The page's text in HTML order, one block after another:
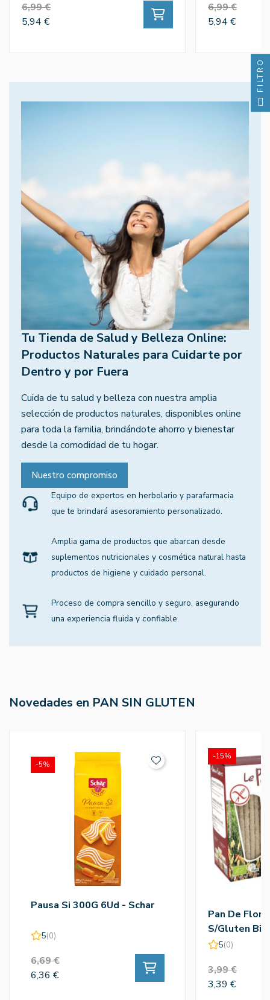
6,99 €
5,94 €
6,99 €
5,94 €
Tu Tienda de Salud y Belleza Online:
Productos Naturales para Cuidarte por
Dentro y por Fuera
Cuida de tu salud y belleza con nuestra amplia
selección de productos naturales, disponibles online
para toda la familia, brindándote ahorro y bienestar
desde la comodidad de tu hogar.
Nuestro compromiso
Equipo de expertos en herbolario y parafarmacia
que te brindará asesoramiento personalizado.
Amplia gama de productos que abarcan desde
suplementos nutricionales y cosmética natural hasta
productos de higiene y cuidado personal.
Proceso de compra sencillo y seguro, asegurando
una experiencia fluida y confiable.
Novedades en PAN SIN GLUTEN
Pausa Si 300G 6Ud - Schar
5(0)
6,69 €
6,36 €
-5%
Pan De
S/Gluten
Fleurs
5(0)
3,99 €
3,39 €
-15%
FILTRO